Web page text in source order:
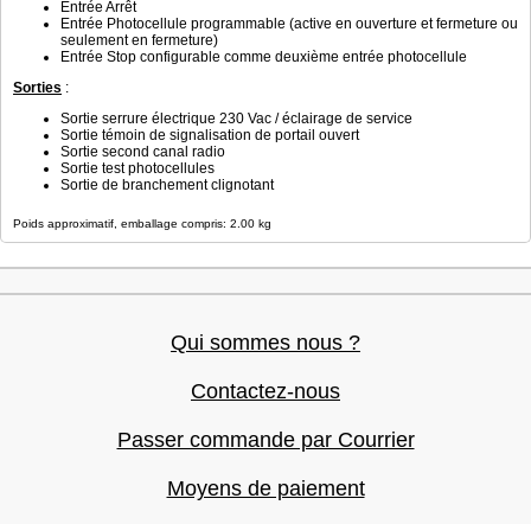
Entrée Arrêt
Entrée Photocellule programmable (active en ouverture et fermeture ou
seulement en fermeture)
Entrée Stop configurable comme deuxième entrée photocellule
Sorties :
Sortie serrure électrique 230 Vac / éclairage de service
Sortie témoin de signalisation de portail ouvert
Sortie second canal radio
Sortie test photocellules
Sortie de branchement clignotant
Poids approximatif, emballage compris: 2.00 kg
Qui sommes nous ?
Contactez-nous
Passer commande par Courrier
Moyens de paiement